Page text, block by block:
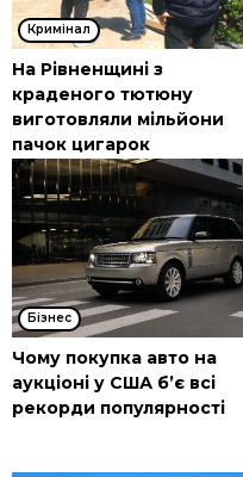
Кримінал
На Рівненщині з
краденого тютюну
виготовляли мільйони
пачок цигарок
Бізнес
Чому покупка авто на
аукціоні у США б’є всі
рекорди популярності